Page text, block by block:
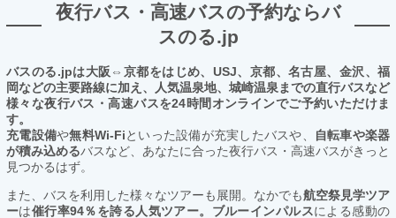
夜行バス・高速バスの予約ならバ
スのる.jp
バスのる.jpは大阪⇔京都をはじめ、USJ、京都、名古屋、金沢、福
岡などの主要路線に加え、人気温泉地、城崎温泉までの直行バスなど
様々な夜行バス・高速バスを24時間オンラインでご予約いただけま
す。
充電設備や無料Wi-Fiといった設備が充実したバスや、
自転車や楽器
が積み込めるバスなど、あなたに合った夜行バス・高速バスがきっと
見つかるはず。
また、バスを利用した様々なツアーも展開。なかでも航空祭見学ツア
ーは催行率94％を誇る人気ツアー。ブルーインパルスによる感動の